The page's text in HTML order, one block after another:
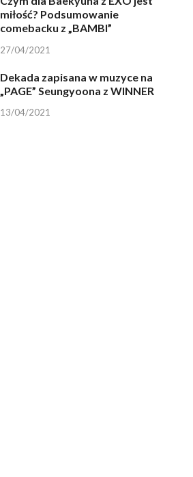
miłość? Podsumowanie
comebacku z „BAMBI”
27/04/2021
Dekada zapisana w muzyce na
„PAGE” Seungyoona z WINNER
13/04/2021